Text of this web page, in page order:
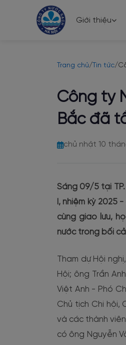
Giới thiệu
Trang chủ/ Tin tức/
Công ty
Bắc đã
chủ nhật 10
Sáng 09/5 tại
I, nhiệm kỳ
cùng giao lưu,
nước trong bối
Tham dự Hội
Hội; ông Trần
Việt Anh - Phó
Chủ tịch Chi hội,
và các thành
có ông Nguyễn